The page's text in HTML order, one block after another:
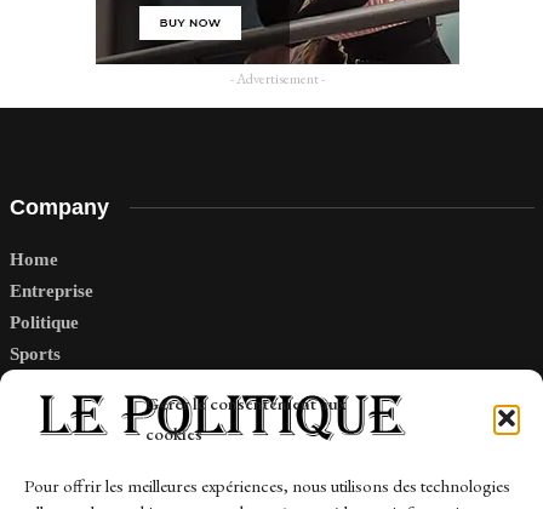
Gérer le consentement aux
cookies
Pour offrir les meilleures expériences, nous utilisons des technologies
- Advertisement -
Company
Home
Entreprise
Politique
Sports